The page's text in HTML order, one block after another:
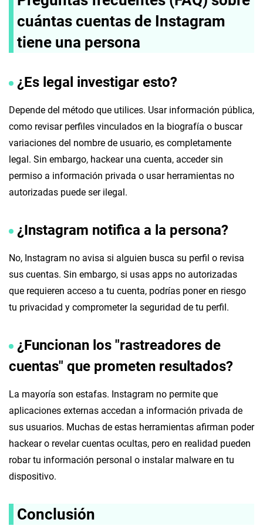
cuántas cuentas de Instagram
tiene una persona
¿Es legal investigar esto?
Depende del método que utilices. Usar información pública,
como revisar perfiles vinculados en la biografía o buscar
variaciones del nombre de usuario, es completamente
legal. Sin embargo, hackear una cuenta, acceder sin
permiso a información privada o usar herramientas no
autorizadas puede ser ilegal.
¿Instagram notifica a la persona?
No, Instagram no avisa si alguien busca su perfil o revisa
sus cuentas. Sin embargo, si usas apps no autorizadas
que requieren acceso a tu cuenta, podrías poner en riesgo
tu privacidad y comprometer la seguridad de tu perfil.
¿Funcionan los "rastreadores de
cuentas" que prometen resultados?
La mayoría son estafas. Instagram no permite que
aplicaciones externas accedan a información privada de
sus usuarios. Muchas de estas herramientas afirman poder
hackear o revelar cuentas ocultas, pero en realidad pueden
robar tu información personal o instalar malware en tu
dispositivo.
Conclusión